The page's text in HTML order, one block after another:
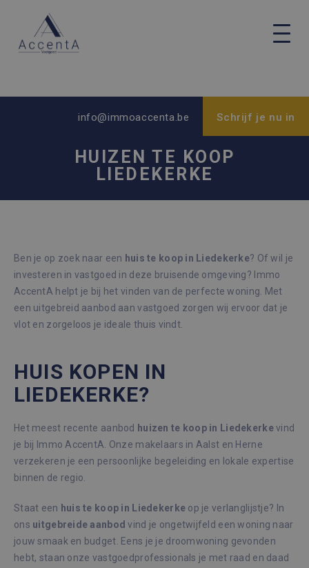
info@immoaccenta.be Schrijf je nu in
HUIZEN TE KOOP
LIEDEKERKE
Ben je op zoek naar een huis te koop in Liedekerke? Of wil je
investeren in vastgoed in deze bruisende omgeving? Immo
AccentA helpt je bij het vinden van de perfecte woning. Met
een uitgebreid aanbod aan vastgoed zorgen wij ervoor dat je
vlot en zorgeloos je ideale thuis vindt.
HUIS KOPEN IN
LIEDEKERKE?
Het meest recente aanbod huizen te koop in Liedekerkevind
je bij Immo AccentA. Onze makelaars in Aalst en Herne
verzekeren je een persoonlijke begeleiding en lokale expertise
binnen de regio.
Staat een huis te koop in Liedekerke op je verlanglijstje? In
ons uitgebreide aanbod vind je ongetwijfeld een woning naar
jouw smaak en budget. Eens je je droomwoning gevonden
hebt, staan onze vastgoedprofessionals je met raad en daad